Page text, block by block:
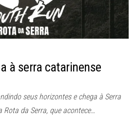
à serra catarinense
seus horizontes e chega à Serra
Rota da Serra, que acontece…